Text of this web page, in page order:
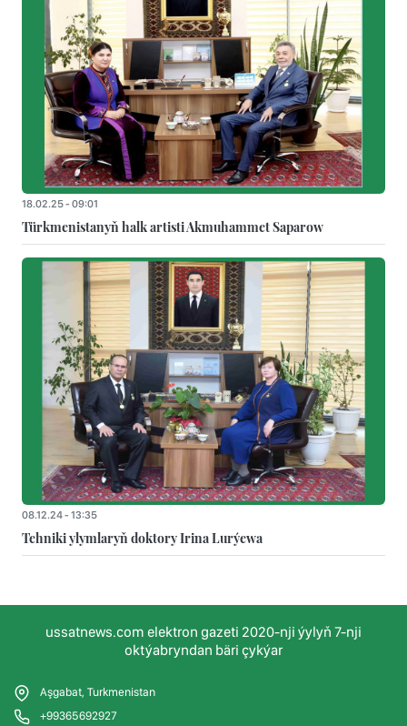
18.02.25 - 09:01
Türkmenistanyň halk artisti Akmuhammet Saparow
08.12.24 - 13:35
Tehniki ylymlaryň doktory Irina Lurýewa
ussatnews.com elektron gazeti 2020-nji ýylyň 7-nji
oktýabryndan bäri çykýar
Aşgabat, Turkmenistan
+99365692927